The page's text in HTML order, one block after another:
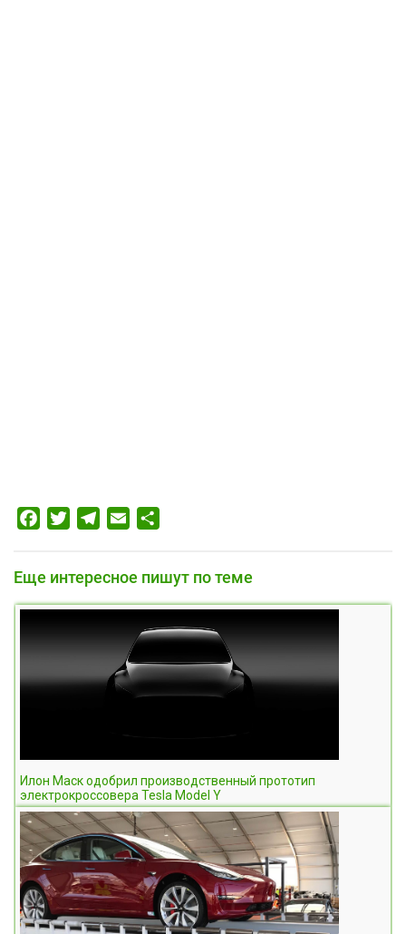
FacebookTwitterTelegram
Email
Еще интересное пишут по теме
Илон Маск одобрил производственный прототип
электрокроссовера Tesla Model Y